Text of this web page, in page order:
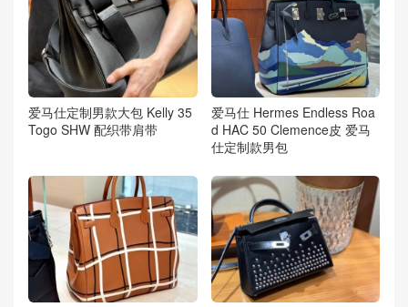
爱马仕定制男款大包 Kelly 35
Togo SHW 配织带肩带
爱马仕 Hermes Endless Roa
d HAC 50 Clemence皮 爱马
仕定制款男包